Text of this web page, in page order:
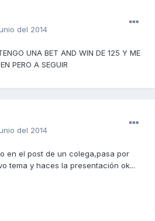
del 2014
UNA BET AND WIN DE 125 Y ME
PERO A SEGUIR
del 2014
en el post de un colega,pasa por
tema y haces la presentación ok...